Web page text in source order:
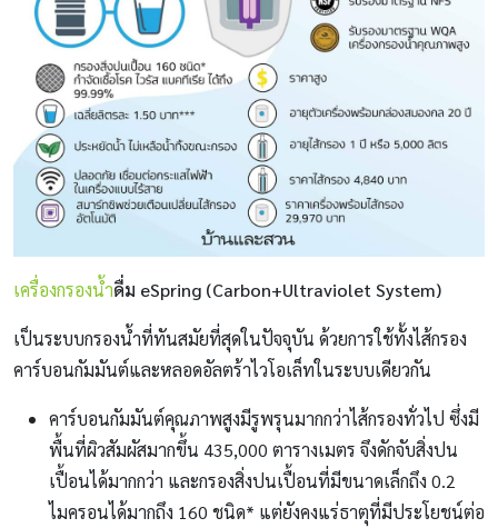
เครื่องกรองน้ำดื่ม eSpring (Carbon+Ultraviolet System)
เป็นระบบกรองน้ำที่ทันสมัยที่สุดในปัจจุบัน ด้วยการใช้ทั้งไส้กรอง
คาร์บอนกัมมันต์และหลอดอัลตร้าไวโอเล็ทในระบบเดียวกัน
คาร์บอนกัมมันต์คุณภาพสูงมีรูพรุนมากกว่าไส้กรองทั่วไป ซึ่งมี
พื้นที่ผิวสัมผัสมากขึ้น 435,000 ตารางเมตร จึงดักจับสิ่งปน
เปื้อนได้มากกว่า และกรองสิ่งปนเปื้อนที่มีขนาดเล็กถึง 0.2
ไมครอนได้มากถึง 160 ชนิด* แต่ยังคงแร่ธาตุที่มีประโยชน์ต่อ